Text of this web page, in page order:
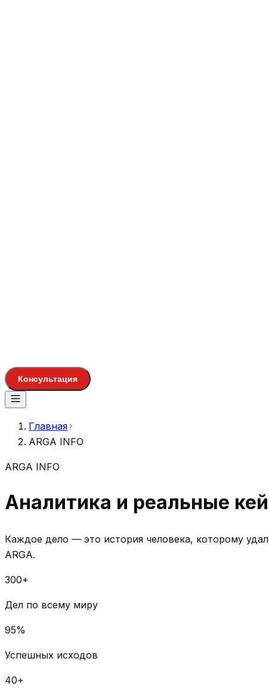
Консультация
Главная
ARGA INFO
ARGA INFO
Аналитика и реальные
Каждое дело — это история человека, которому
ARGA.
300+
Дел по всему миру
95%
Успешных исходов
40+